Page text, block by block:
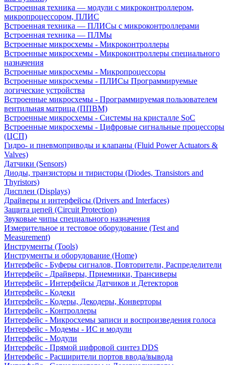
Встроенная техника — модули с микроконтроллером,
микропроцессором, ПЛИС
Встроенная техника — ПЛИСы с микроконтроллерами
Встроенная техника — ПЛМы
Встроенные микросхемы - Микроконтроллеры
Встроенные микросхемы - Микроконтроллеры специального
назначения
Встроенные микросхемы - Микропроцессоры
Встроенные микросхемы - ПЛИСы Программируемые
логические устройства
Встроенные микросхемы - Программируемая пользователем
вентильная матрица (ППВМ)
Встроенные микросхемы - Системы на кристалле SoC
Встроенные микросхемы - Цифровые сигнальные процессоры
(ЦСП)
Гидро- и пневмоприводы и клапаны (Fluid Power Actuators &
Valves)
Датчики (Sensors)
Диоды, транзисторы и тиристоры (Diodes, Transistors and
Thyristors)
Дисплеи (Displays)
Драйверы и интерфейсы (Drivers and Interfaces)
Защита цепей (Circuit Protection)
Звуковые чипы специального назначения
Измерительное и тестовое оборудование (Test and
Measurement)
Инструменты (Tools)
Инструменты и оборудование (Home)
Интерфейс - Буферы сигналов, Повторители, Распределители
Интерфейс - Драйверы, Приемники, Трансиверы
Интерфейс - Интерфейсы Датчиков и Детекторов
Интерфейс - Кодеки
Интерфейс - Кодеры, Декодеры, Конверторы
Интерфейс - Контроллеры
Интерфейс - Микросхемы записи и воспроизведения голоса
Интерфейс - Модемы - ИС и модули
Интерфейс - Модули
Интерфейс - Прямой цифровой синтез DDS
Интерфейс - Расширители портов ввода/вывода